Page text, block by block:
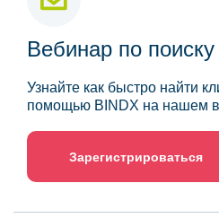
Вебинар по
Узнайте как быстро найти
помощью BINDX на нашем
Зарегистрироваться